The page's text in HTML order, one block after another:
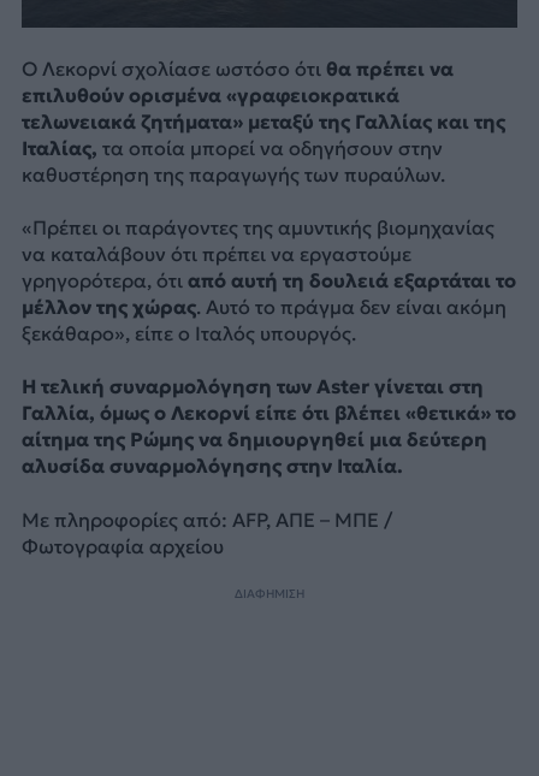
Ο Λεκορνί σχολίασε ωστόσο ότι θα πρέπει να
επιλυθούν ορισμένα «γραφειοκρατικά
τελωνειακά ζητήματα» μεταξύ της Γαλλίας και της
Ιταλίας, τα οποία μπορεί να οδηγήσουν στην
καθυστέρηση της παραγωγής των πυραύλων.
«Πρέπει οι παράγοντες της αμυντικής βιομηχανίας
να καταλάβουν ότι πρέπει να εργαστούμε
γρηγορότερα, ότι από αυτή τη δουλειά εξαρτάται το
μέλλον της χώρας. Αυτό το πράγμα δεν είναι ακόμη
ξεκάθαρο», είπε ο Ιταλός υπουργός.
Η τελική συναρμολόγηση των Aster γίνεται στη
Γαλλία, όμως ο Λεκορνί είπε ότι βλέπει «θετικά» το
αίτημα της Ρώμης να δημιουργηθεί μια δεύτερη
αλυσίδα συναρμολόγησης στην Ιταλία.
Με πληροφορίες από: AFP, ΑΠΕ – ΜΠΕ /
Φωτογραφία αρχείου
ΔΙΑΦΗΜΙΣΗ